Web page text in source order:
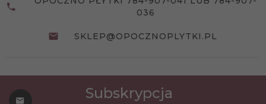
036
SKLEP@OPOCZNOPLYTKI.PL
Subskrypcja